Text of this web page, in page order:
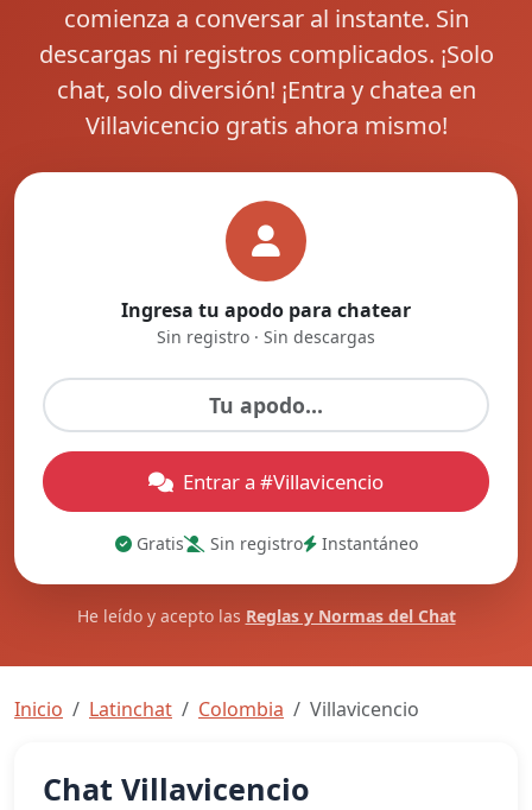
comienza a conversar al instante. Sin
descargas ni registros complicados. ¡Solo
chat, solo diversión! ¡Entra y chatea en
Villavicencio gratis ahora mismo!
Ingresa tu apodo para chatear
Sin registro · Sin descargas
Entrar a #Villavicencio
Gratis Sin registro Instantáneo
He leído y acepto las Reglas y Normas del Chat
Inicio Latinchat Colombia Villavicencio
Chat Villavicencio